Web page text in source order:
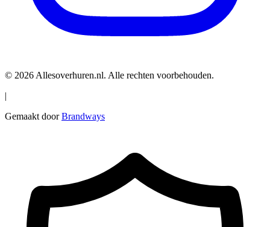
© 2026 Allesoverhuren.nl. Alle rechten voorbehouden.
|
Gemaakt doorBrandways